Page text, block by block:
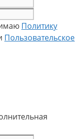
Политику
Пользовательское